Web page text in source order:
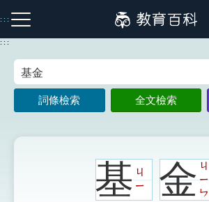
到
主
:::
注音索引圖示 筆畫索引圖示
:::
詞條檢索 全文檢索
基ㄐ
ㄧ
金ㄐ
ㄣ